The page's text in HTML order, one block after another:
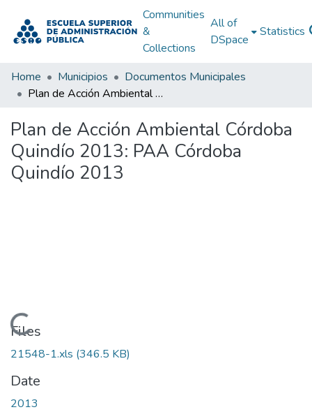
Communities
&
Collections
All of
DSpace
Statistics
Home Municipios
Documentos Municipales
Plan de Acción Ambiental Córdoba Quindío 2013: PAA Córdoba Quindío 2013
Plan de Acción Ambiental Córdoba
Quindío 2013: PAA Córdoba
Quindío 2013
Loading...
Files
21548-1.xls (346.5 KB)
Date
2013